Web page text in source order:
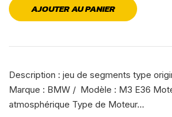
AJOUTER AU PANIER
Description : jeu de segments type
Marque : BMW / Modèle : M3 E36
atmosphérique Type de Moteur…